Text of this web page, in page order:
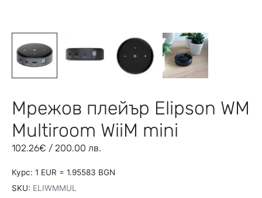
Мрежов плейър Elipson WM
Multiroom WiiM mini
102.26€ / 200.00 лв.
Курс: 1 EUR = 1.95583 BGN
SKU: ELIWMMUL